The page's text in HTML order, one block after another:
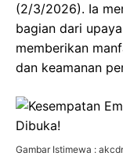
(2/3/2026). Ia
bagian dari
memberikan
dan keamanan
Gambar Istimewa :